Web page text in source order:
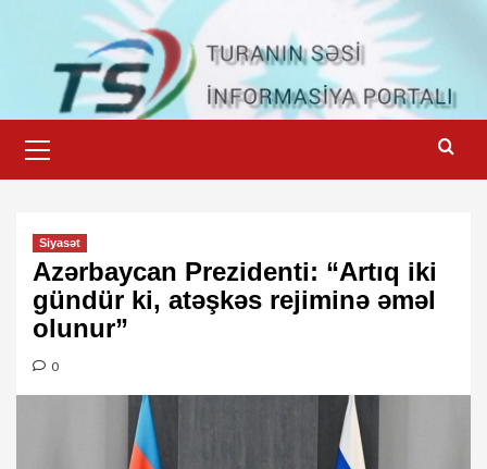
content
Menu
Siyasət
Azərbaycan Prezidenti: “Artıq iki
gündür ki, atəşkəs rejiminə əməl
olunur”
0